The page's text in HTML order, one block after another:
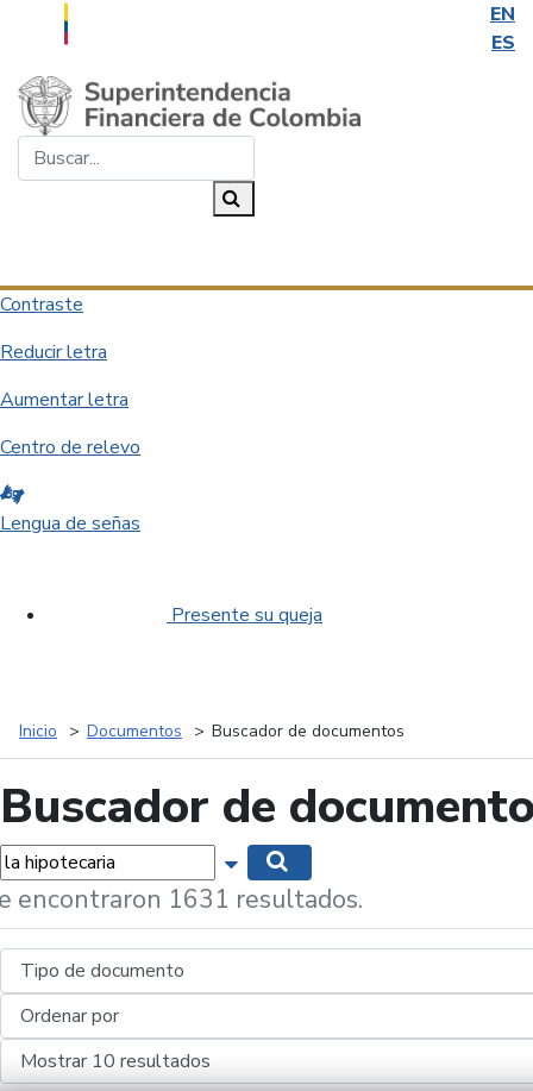
EN
ES
Saltar al contenido principal
Contraste
Reducir letra
Aumentar letra
Centro de relevo
Lengua de señas
Presente su queja
Inicio Documentos Buscador de documentos
Buscador de
Mostrar opciones de búsqueda
encontraron 1631 resultados.